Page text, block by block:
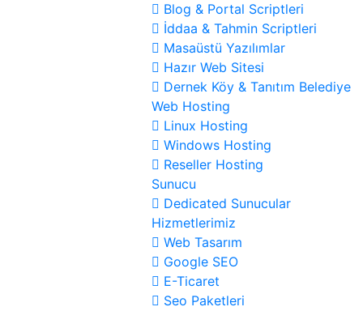
Blog & Portal Scriptleri
İddaa & Tahmin Scriptleri
Masaüstü Yazılımlar
Hazır Web Sitesi
Dernek Köy & Tanıtım Belediye
Web Hosting
Linux Hosting
Windows Hosting
Reseller Hosting
Sunucu
Dedicated Sunucular
Hizmetlerimiz
Web Tasarım
Google SEO
E-Ticaret
Seo Paketleri